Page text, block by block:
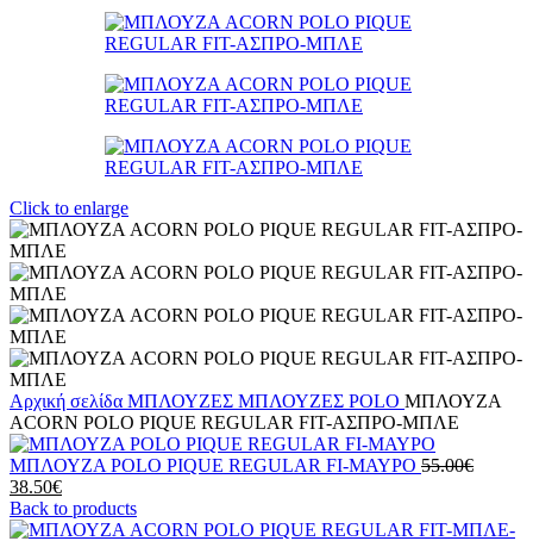
Click to enlarge
Αρχική σελίδα ΜΠΛΟΥΖΕΣ ΜΠΛΟΥΖΕΣ POLO ΜΠΛΟΥΖΑ
ACORN POLO PIQUE REGULAR FIT-ΑΣΠΡΟ-ΜΠΛΕ
ΜΠΛΟΥΖΑ POLO PIQUE REGULAR FI-ΜΑΥΡΟ 55.00€Original
55.00€.
38.50€Η
τρέχουσα
τιμή
Back to products